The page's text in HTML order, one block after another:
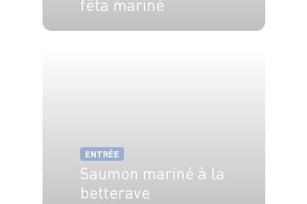
fêta mariné
ENTRÉE
Saumon mariné à la
betterave